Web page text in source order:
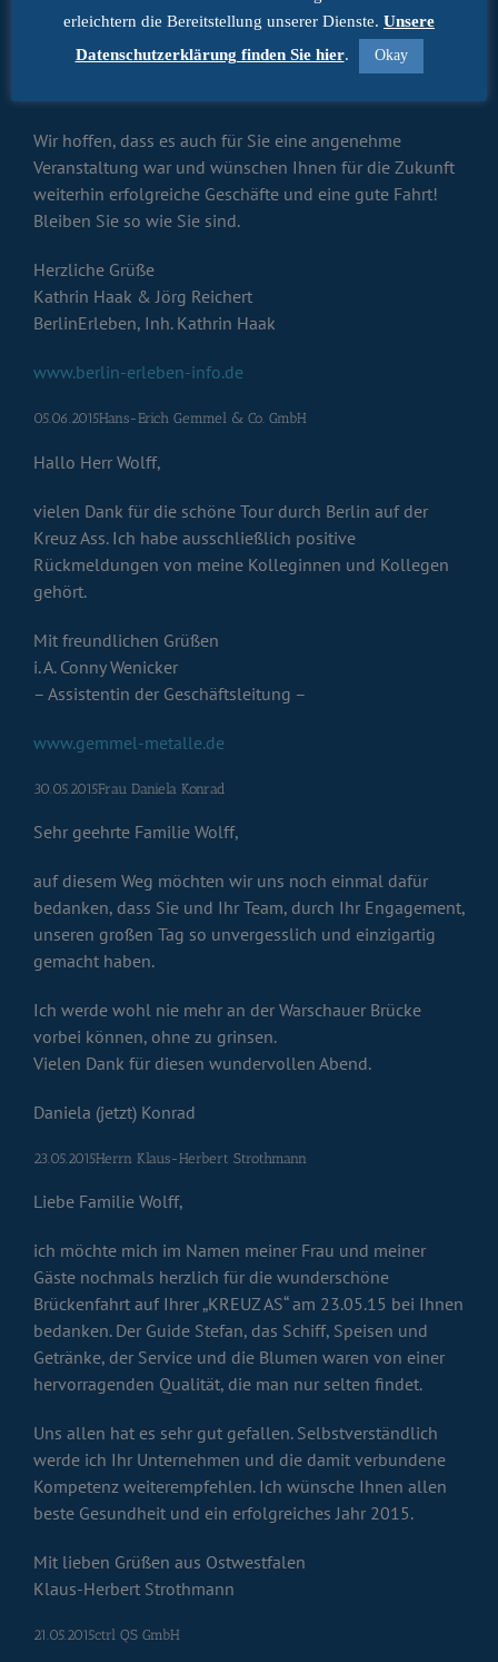
Genuss, diese zufriedenen Menschen mit höflicher und
humorvoller Ausstrahlung (Servicepersonal) erleben zu
dürfen. DANKE! – das ist nicht immer so in Berlin. Auch
Wir hoffen, dass es auch für Sie eine angenehme
Veranstaltung war und wünschen Ihnen für die Zukunft
weiterhin erfolgreiche Geschäfte und eine gute Fahrt!
Bleiben Sie so wie Sie sind.
Herzliche Grüße
Kathrin Haak & Jörg Reichert
BerlinErleben, Inh. Kathrin Haak
www.berlin-erleben-info.de
05.06.2015Hans-Erich Gemmel & Co. GmbH
Hallo Herr Wolff,
vielen Dank für die schöne Tour durch Berlin auf der
Kreuz Ass. Ich habe ausschließlich positive
Rückmeldungen von meine Kolleginnen und Kollegen
gehört.
Mit freundlichen Grüßen
i. A. Conny Wenicker
– Assistentin der Geschäftsleitung –
www.gemmel-metalle.de
30.05.2015Frau Daniela Konrad
Sehr geehrte Familie Wolff,
auf diesem Weg möchten wir uns noch einmal dafür
bedanken, dass Sie und Ihr Team, durch Ihr Engagement,
unseren großen Tag so unvergesslich und einzigartig
gemacht haben.
Ich werde wohl nie mehr an der Warschauer Brücke
vorbei können, ohne zu grinsen.
Vielen Dank für diesen wundervollen Abend.
Daniela (jetzt) Konrad
23.05.2015Herrn Klaus-Herbert Strothmann
Liebe Familie Wolff,
ich möchte mich im Namen meiner Frau und meiner
Gäste nochmals herzlich für die wunderschöne
Brückenfahrt auf Ihrer „KREUZ AS“ am 23.05.15 bei Ihnen
bedanken. Der Guide Stefan, das Schiff, Speisen und
Getränke, der Service und die Blumen waren von einer
hervorragenden Qualität, die man nur selten findet.
Uns allen hat es sehr gut gefallen. Selbstverständlich
werde ich Ihr Unternehmen und die damit verbundene
Kompetenz weiterempfehlen. Ich wünsche Ihnen allen
beste Gesundheit und ein erfolgreiches Jahr 2015.
Mit lieben Grüßen aus Ostwestfalen
Klaus-Herbert Strothmann
21.05.2015ctrl QS GmbH
erleichtern die Bereitstellung unserer Dienste. Unsere
Datenschutzerklärung finden Sie hier. Okay